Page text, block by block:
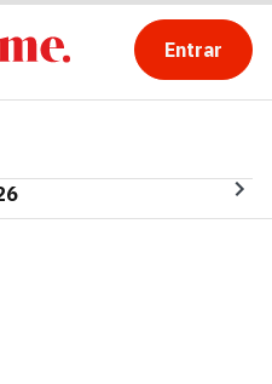
Entrar